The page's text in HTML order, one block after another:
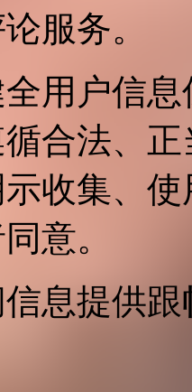
服务。
全用户信
合法、
收集、
意。
信息提供